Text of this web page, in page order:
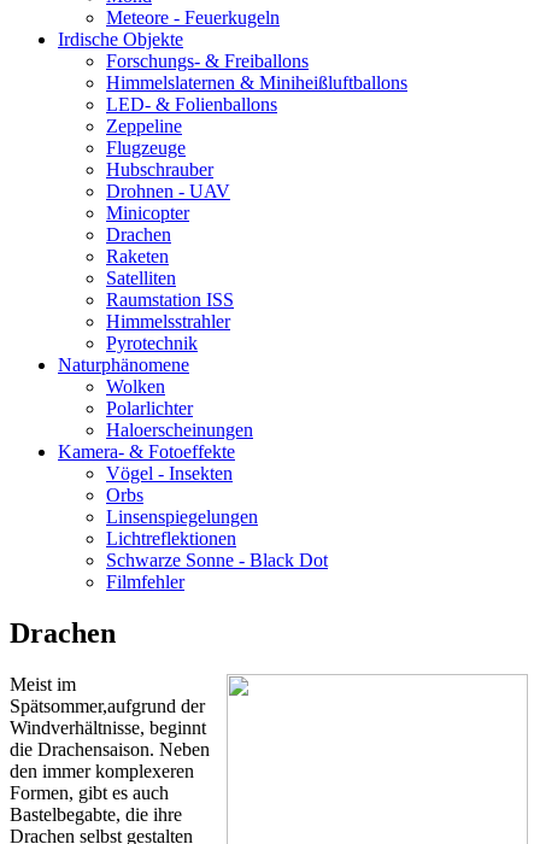
Meteore - Feuerkugeln
Irdische Objekte
Forschungs- & Freiballons
Himmelslaternen & Miniheißluftballons
LED- & Folienballons
Zeppeline
Flugzeuge
Hubschrauber
Drohnen - UAV
Minicopter
Drachen
Raketen
Satelliten
Raumstation ISS
Himmelsstrahler
Pyrotechnik
Naturphänomene
Wolken
Polarlichter
Haloerscheinungen
Kamera- & Fotoeffekte
Vögel - Insekten
Orbs
Linsenspiegelungen
Lichtreflektionen
Schwarze Sonne - Black Dot
Filmfehler
Drachen
Meist im
Spätsommer,aufgrund der
Windverhältnisse, beginnt
die Drachensaison. Neben
den immer komplexeren
Formen, gibt es auch
Bastelbegabte, die ihre
Drachen selbst gestalten